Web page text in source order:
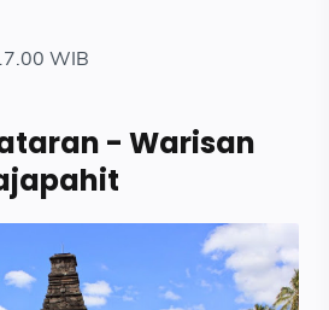
WIB
- Warisan